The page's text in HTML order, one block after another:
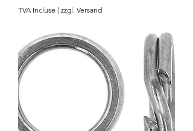
TVA Incluse | zzgl. Versand